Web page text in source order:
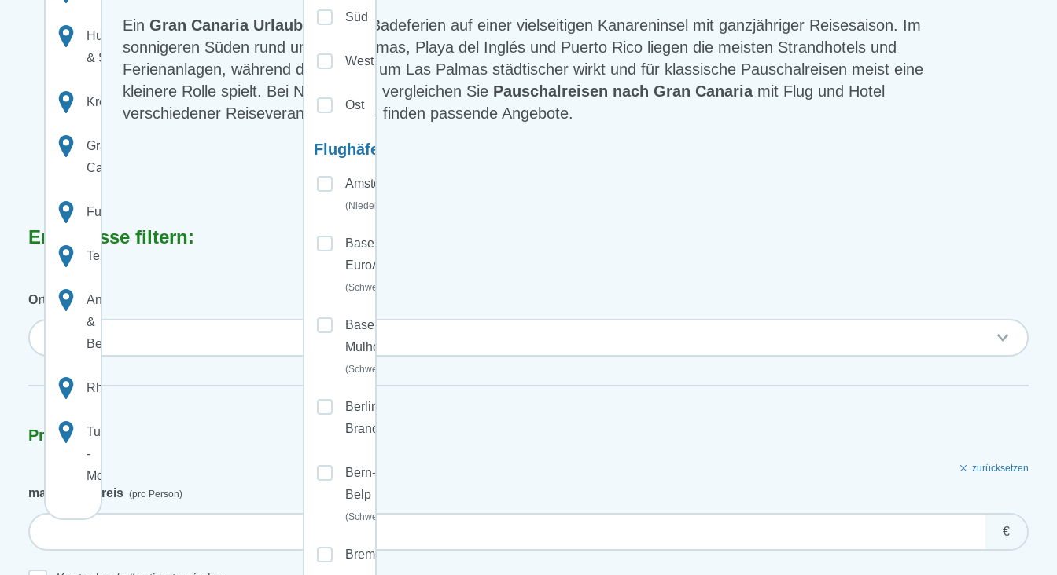
Hurghada
& Safaga
Kreta
Gran
Canaria
Fuerteventura
Teneriffa
Antalya
&
Belek
Rhodos
Tunesien
-
Monastir
Süd
West
Ost
Flughäfen:
Amsterdam
(Niederlande)
Basel
EuroAirport
(Schweiz)
Basel-
Mulhouse
(Schweiz)
Berlin
Brandenburg
Bern-
Belp
(Schweiz)
Bremen
Ein Gran Canaria Urlaub steht für Badeferien auf einer vielseitigen Kanareninsel mit ganzjähriger Reisesaison. Im
sonnigeren Süden rund um Maspalomas, Playa del Inglés und Puerto Rico liegen die meisten Strandhotels und
Ferienanlagen, während der Norden um Las Palmas städtischer wirkt und für klassische Pauschalreisen meist eine
kleinere Rolle spielt. Bei Nix-wie-weg vergleichen Sie Pauschalreisen nach Gran Canariamit Flug und Hotel
verschiedener Reiseveranstalter und finden passende Angebote.
Ergebnisse filtern:
Orte
Preis:
zurücksetzen
maximaler Preis (pro Person)
€